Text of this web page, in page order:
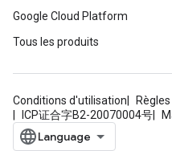
Google Cloud Platform
Tous les produits
Conditions d'utilisation
ICP证合字B2-20070004号